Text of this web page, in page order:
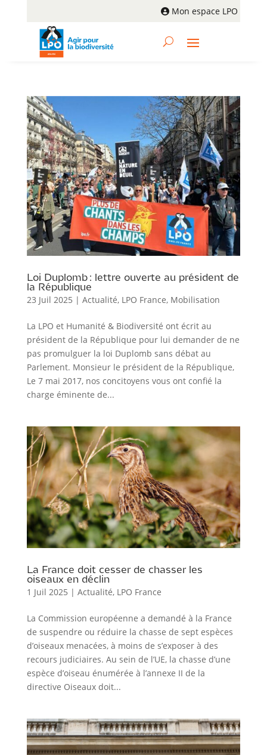
Mon espace LPO
Loi Duplomb : lettre ouverte au président de
la République
23 Juil 2025 | Actualité, LPO France, Mobilisation
La LPO et Humanité & Biodiversité ont écrit au
président de la République pour lui demander de ne
pas promulguer la loi Duplomb sans débat au
Parlement. Monsieur le président de la République,
Le 7 mai 2017, nos concitoyens vous ont confié la
charge éminente de...
La France doit cesser de chasser les
oiseaux en déclin
1 Juil 2025 | Actualité, LPO France
La Commission européenne a demandé à la France
de suspendre ou réduire la chasse de sept espèces
d’oiseaux menacées, à moins de s’exposer à des
recours judiciaires. Au sein de l’UE, la chasse d’une
espèce d’oiseau énumérée à l’annexe II de la
directive Oiseaux doit...